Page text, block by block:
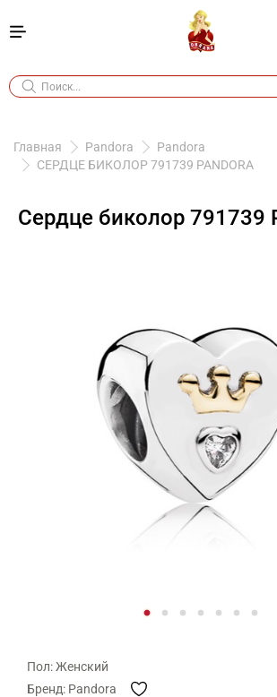
Главная Pandora
Pandora
СЕРДЦЕ БИКОЛОР 791739 PANDORA
Сердце биколор 791739
Пол: Женский
Бренд: Pandora